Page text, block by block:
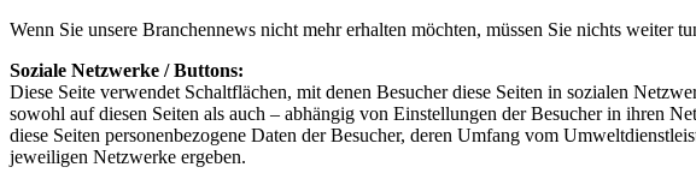
Wenn Sie unsere Branchennews nicht mehr erhalten möchten, müssen Sie nichts weiter
Soziale Netzwerke / Buttons:
Diese Seite verwendet Schaltflächen, mit denen Besucher diese Seiten in sozialen
sowohl auf diesen Seiten als auch – abhängig von Einstellungen der Besucher in ihren
diese Seiten personenbezogene Daten der Besucher, deren Umfang vom
jeweiligen Netzwerke ergeben.